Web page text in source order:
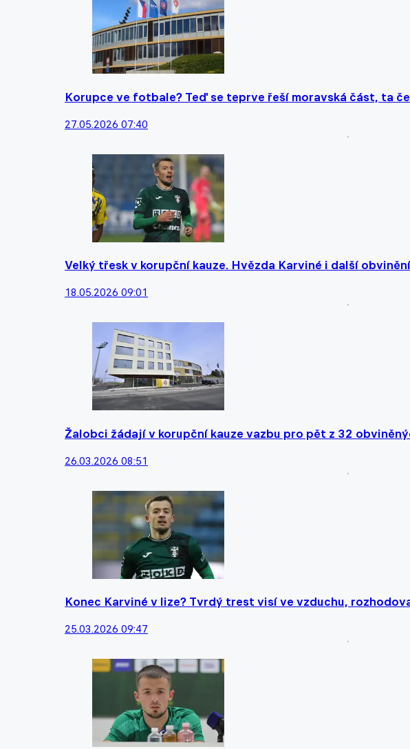
Korupce ve fotbale? Teď se teprve řeší moravská část, ta
27.05.2026 07:40
Velký třesk v korupční kauze. Hvězda Karviné i další
18.05.2026 09:01
Žalobci žádají v korupční kauze vazbu pro pět z 32
26.03.2026 08:51
Konec Karviné v lize? Tvrdý trest visí ve vzduchu,
25.03.2026 09:47